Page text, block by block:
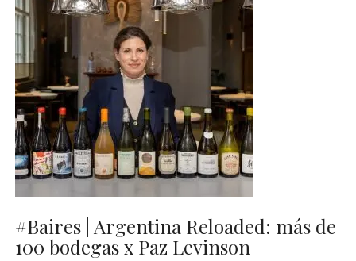
#Baires | Argentina Reloaded: más de
100 bodegas x Paz Levinson